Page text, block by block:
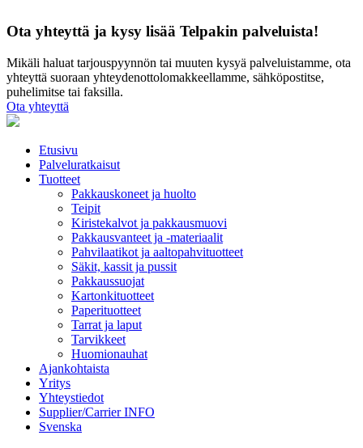
Ota yhteyttä ja kysy lisää Telpakin palveluista!
Mikäli haluat tarjouspyynnön tai muuten kysyä palveluistamme, ota
yhteyttä suoraan yhteydenottolomakkeellamme, sähköpostitse,
puhelimitse tai faksilla.
Ota yhteyttä
Etusivu
Palveluratkaisut
Tuotteet
Pakkauskoneet ja huolto
Teipit
Kiristekalvot ja pakkausmuovi
Pakkausvanteet ja -materiaalit
Pahvilaatikot ja aaltopahvituotteet
Säkit, kassit ja pussit
Pakkaussuojat
Kartonkituotteet
Paperituotteet
Tarrat ja laput
Tarvikkeet
Huomionauhat
Ajankohtaista
Yritys
Yhteystiedot
Supplier/Carrier INFO
Svenska